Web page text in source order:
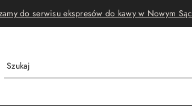
do serwisu ekspresów do kawy w Nowym